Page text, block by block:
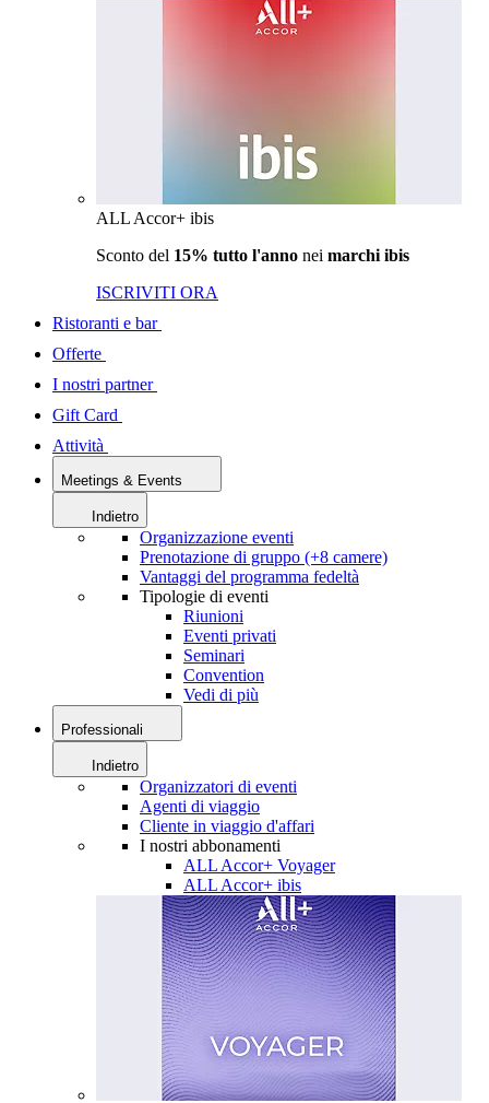
ALL Accor+ ibis
Sconto del 15% tutto l'anno nei marchi ibis
ISCRIVITI ORA
Ristoranti e bar
Offerte
I nostri partner
Gift Card
Attività
Meetings & Events
Indietro
Organizzazione eventi
Prenotazione di gruppo (+8 camere)
Vantaggi del programma fedeltà
Tipologie di eventi
Riunioni
Eventi privati
Seminari
Convention
Vedi di più
Professionali
Indietro
Organizzatori di eventi
Agenti di viaggio
Cliente in viaggio d'affari
I nostri abbonamenti
ALL Accor+ Voyager
ALL Accor+ ibis